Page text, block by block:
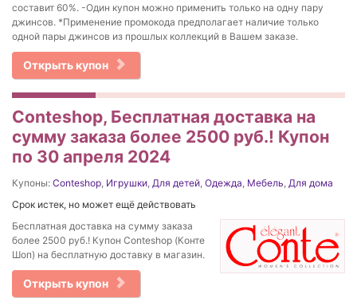
составит 60%. -Один купон можно применить только на одну пару
джинсов. *Применение промокода предполагает наличие только
одной пары джинсов из прошлых коллекций в Вашем заказе.
Открыть купон
Conteshop, Бесплатная доставка на
сумму заказа более 2500 руб.! Купон
по 30 апреля 2024
Купоны: Conteshop Игрушки Для детей Одежда Мебель Для дома
Срок истек, но может ещё действовать
Бесплатная доставка на сумму заказа
более 2500 руб.! Купон Conteshop (Конте
Шоп) на бесплатную доставку в магазин.
Открыть купон